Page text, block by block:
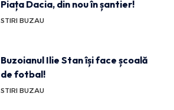
Piața Dacia, din nou în șantier!
STIRI BUZAU
Buzoianul Ilie Stan își face școală
de fotbal!
STIRI BUZAU